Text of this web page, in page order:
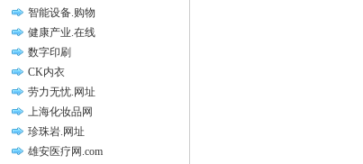
智能设备.购物
健康产业.在线
数字印刷
CK内衣
劳力无忧.网址
上海化妆品网
珍珠岩.网址
雄安医疗网.com